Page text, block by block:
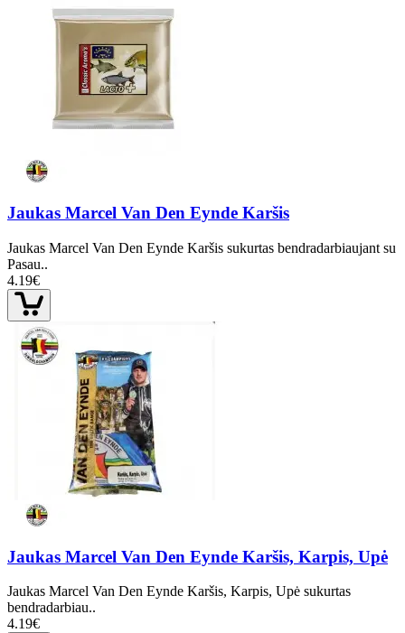
Jaukas Marcel Van Den Eynde Karšis
Jaukas Marcel Van Den Eynde Karšis sukurtas bendradarbiaujant su
Pasau..
4.19€
Jaukas Marcel Van Den Eynde Karšis, Karpis, Upė
Jaukas Marcel Van Den Eynde Karšis, Karpis, Upė sukurtas
bendradarbiau..
4.19€